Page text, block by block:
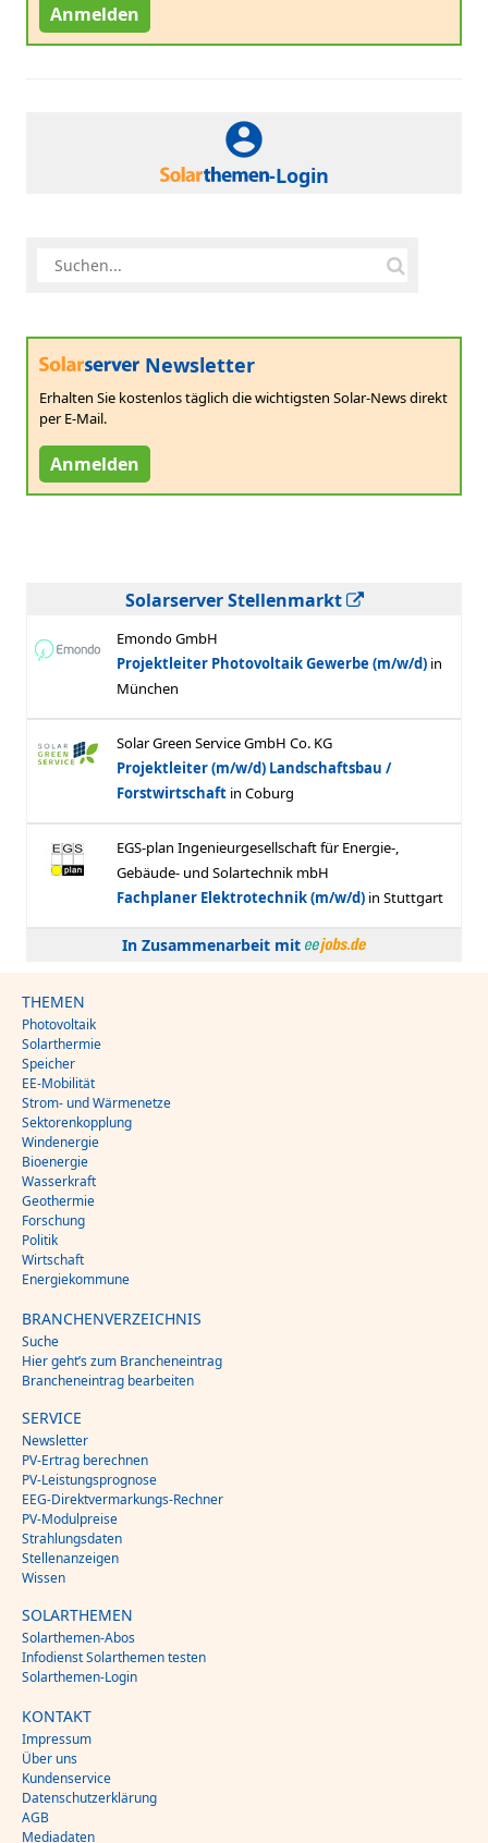
Anmelden
-Login
Newsletter
Erhalten Sie kostenlos täglich die wichtigsten Solar-News direkt
per E-Mail.
Anmelden
Solarserver Stellenmarkt
In Zusammenarbeit mit
THEMEN
Photovoltaik
Solarthermie
Speicher
EE-Mobilität
Strom- und Wärmenetze
Sektorenkopplung
Windenergie
Bioenergie
Wasserkraft
Geothermie
Forschung
Politik
Wirtschaft
Energiekommune
BRANCHENVERZEICHNIS
Suche
Hier geht’s zum Brancheneintrag
Brancheneintrag bearbeiten
SERVICE
Newsletter
PV-Ertrag berechnen
PV-Leistungsprognose
EEG-Direktvermarkungs-Rechner
PV-Modulpreise
Strahlungsdaten
Stellenanzeigen
Wissen
SOLARTHEMEN
Solarthemen-Abos
Infodienst Solarthemen testen
Solarthemen-Login
KONTAKT
Impressum
Über uns
Kundenservice
Datenschutzerklärung
AGB
Mediadaten